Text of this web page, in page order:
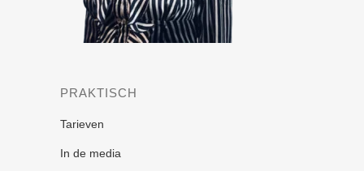
PRAKTISCH
Tarieven
In de media